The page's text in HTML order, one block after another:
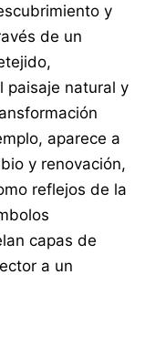
y
de un
paisaje natural y
aparece a
y renovación,
reflejos de la
capas de
a un